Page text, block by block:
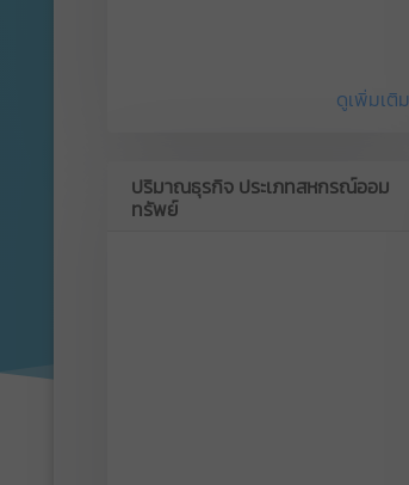
ดูเพิ่มเติม
ปริมาณธุรกิจ ประเภทสหกรณ์ออม
ทรัพย์